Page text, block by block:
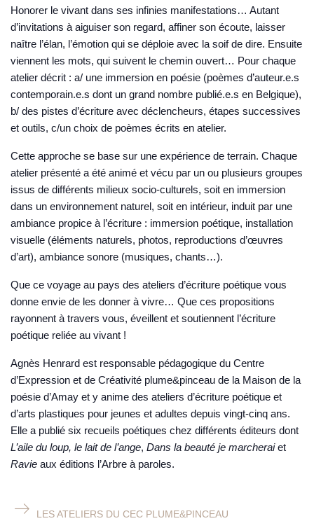
Honorer le vivant dans ses infinies manifestations… Autant
d’invitations à aiguiser son regard, affiner son écoute, laisser
naître l’élan, l’émotion qui se déploie avec la soif de dire. Ensuite
viennent les mots, qui suivent le chemin ouvert… Pour chaque
atelier décrit : a/ une immersion en poésie (poèmes d’auteur.e.s
contemporain.e.s dont un grand nombre publié.e.s en Belgique),
b/ des pistes d’écriture avec déclencheurs, étapes successives
et outils, c/un choix de poèmes écrits en atelier.
Cette approche se base sur une expérience de terrain. Chaque
atelier présenté a été animé et vécu par un ou plusieurs groupes
issus de différents milieux socio-culturels, soit en immersion
dans un environnement naturel, soit en intérieur, induit par une
ambiance propice à l’écriture : immersion poétique, installation
visuelle (éléments naturels, photos, reproductions d’œuvres
d’art), ambiance sonore (musiques, chants…).
Que ce voyage au pays des ateliers d’écriture poétique vous
donne envie de les donner à vivre… Que ces propositions
rayonnent à travers vous, éveillent et soutiennent l’écriture
poétique reliée au vivant !
Agnès Henrard est responsable pédagogique du Centre
d’Expression et de Créativité plume&pinceau de la Maison de la
poésie d’Amay et y anime des ateliers d’écriture poétique et
d’arts plastiques pour jeunes et adultes depuis vingt-cinq ans.
Elle a publié six recueils poétiques chez différents éditeurs dont
L’aile du loup, le lait de l’ange, Dans la beauté je marcheraiet
Ravie aux éditions l’Arbre à paroles.
LES ATELIERS DU CEC PLUME&PINCEAU